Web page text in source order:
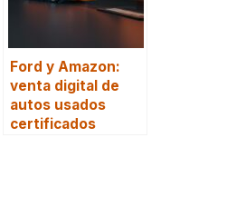
Ford y Amazon:
venta digital de
autos usados
certificados